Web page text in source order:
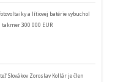
a lítiovej batérie vybuchol
takmer 300 000 EUR
Slovákov Zoroslav Kollár je člen